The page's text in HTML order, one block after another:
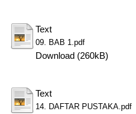
Text
09. BAB 1.pdf
Download (260kB)
Text
14. DAFTAR PUSTAKA.pdf